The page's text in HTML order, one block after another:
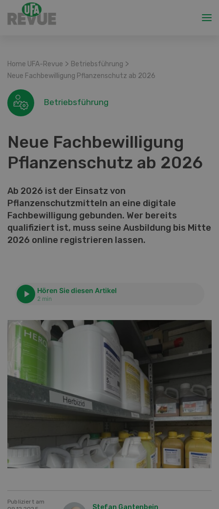
Home UFA-Revue > Betriebsführung >
Neue Fachbewilligung Pflanzenschutz ab 2026
Betriebsführung
Neue Fachbewilligung
Pflanzenschutz ab 2026
Ab 2026 ist der Einsatz von
Pflanzenschutzmitteln an eine digitale
Fachbewilligung gebunden. Wer bereits
qualifiziert ist, muss seine Ausbildung bis Mitte
2026 online registrieren lassen.
Hören Sie diesen Artikel
2 min
Publiziert am
Stefan Gantenbein